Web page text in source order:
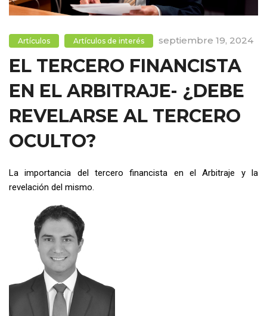
Artículos Artículos de interés septiembre 19, 2024
EL TERCERO FINANCISTA
EN EL ARBITRAJE- ¿DEBE
REVELARSE AL TERCERO
OCULTO?
La importancia del tercero financista en el Arbitraje y la
revelación del mismo.